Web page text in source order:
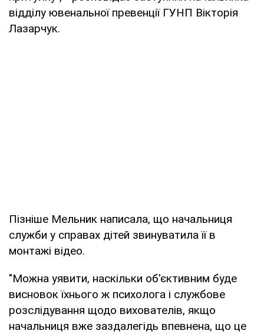
відділу ювенальної превенції ГУНП Вікторія
Лазарчук.
Пізніше Мельник написала, що начальниця
служби у справах дітей звинуватила її в
монтажі відео.
"Можна уявити, наскільки об'єктивним буде
висновок їхнього ж психолога і службове
розслідування щодо вихователів, якщо
начальниця вже заздалегідь впевнена, що це